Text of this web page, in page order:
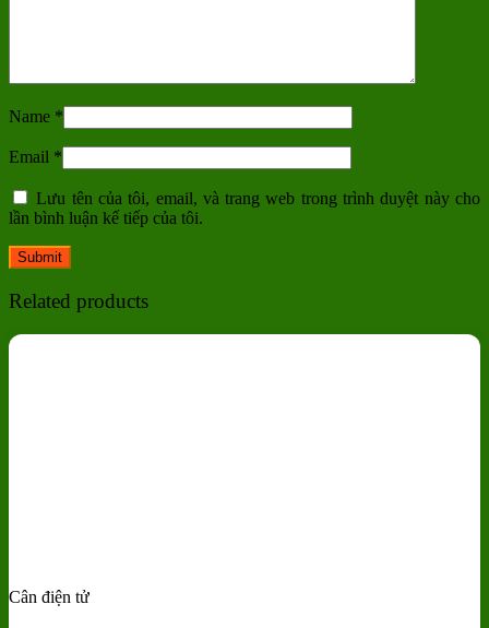
Name *
Email *
Lưu tên của tôi, email, và trang web trong trình duyệt này cho
lần bình luận kế tiếp của tôi.
Related products
Add to wishlist
Cân điện tử